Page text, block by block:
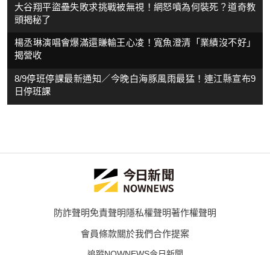
大谷翔平盜壘失敗求挑戰被無視！網怒噴為何裝死？道奇教
頭揭秘了
楊丞琳演唱會爆滿還賺輸王心凌！寬魚澄清「業績沒不好」
揭營收
8/9停班停課最新通知／今晚白海豚風雨最猛！連江縣宣布9
日停班課
防詐聲明免責聲明隱私權聲明著作權聲明
會員條款關於我們合作提案